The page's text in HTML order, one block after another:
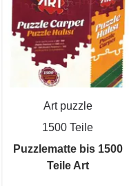
Art puzzle
1500 Teile
Puzzlematte bis 1500
Teile Art